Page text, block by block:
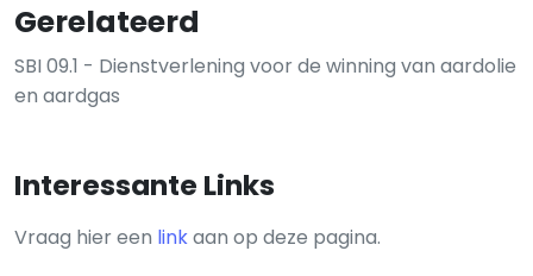
Gerelateerd
SBI 09.1 - Dienstverlening voor de winning van aardolie
en aardgas
Interessante Links
Vraag hier een linkaan op deze pagina.